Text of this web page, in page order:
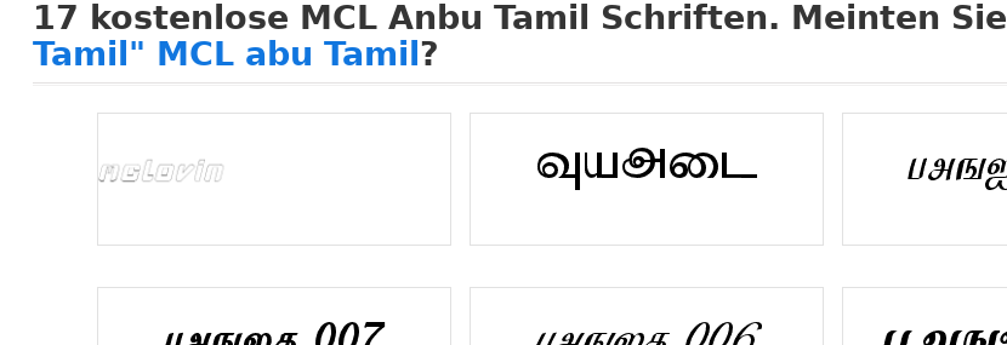
17 kostenlose MCL Anbu Tamil Schriften. Meinten Sie
Tamil" MCL abu Tamil ?